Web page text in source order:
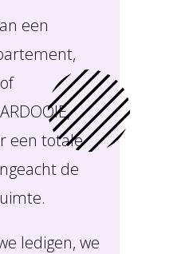
een
een totale
de
ledigen, we